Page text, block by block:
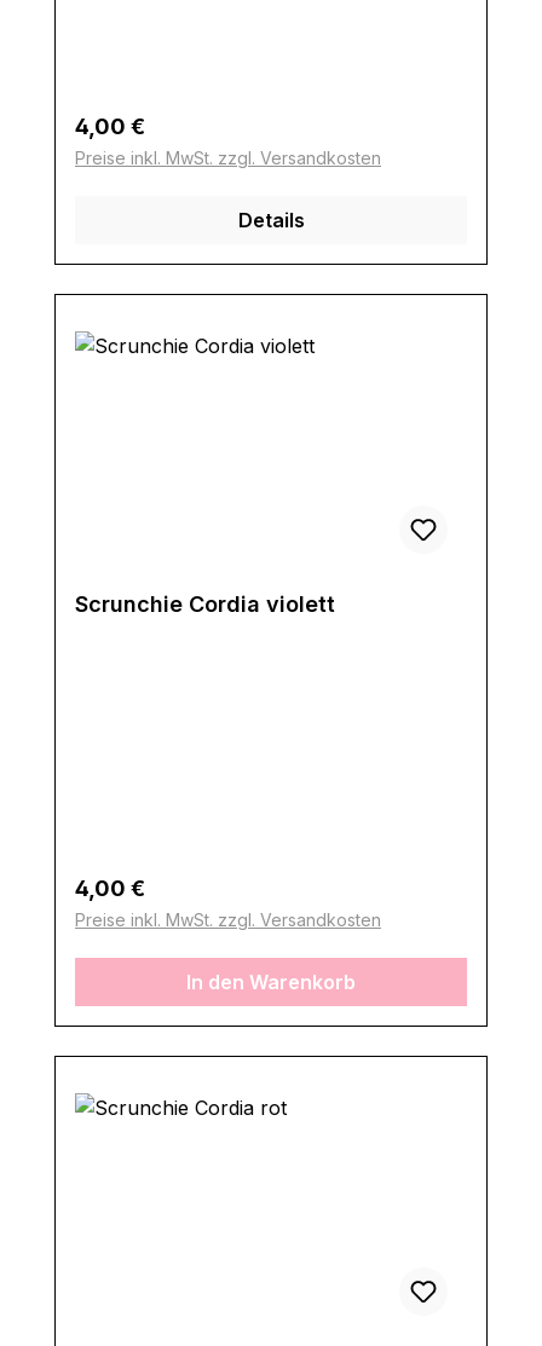
Regulärer Preis:
4,00 €
Preise inkl. MwSt. zzgl. Versandkosten
Details
Scrunchie Cordia violett
Regulärer Preis:
4,00 €
Preise inkl. MwSt. zzgl. Versandkosten
In den Warenkorb